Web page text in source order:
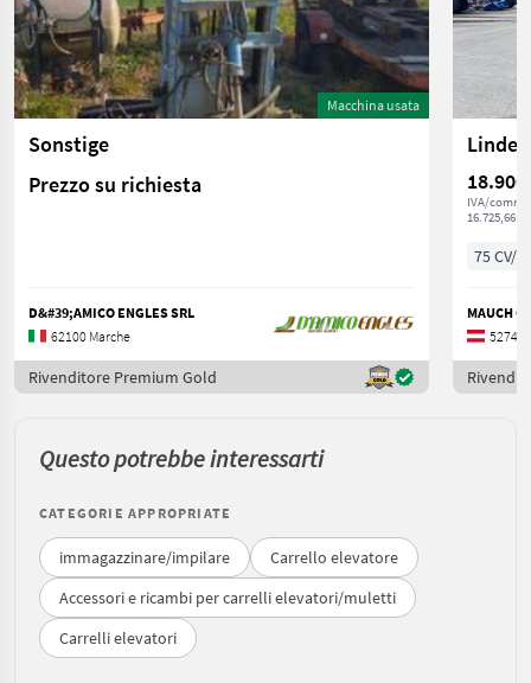
Macchina usata
Sonstige
Prezzo su richiesta
D&#39;AMICO ENGLES SRL
62100 Marche
Rivenditore Premium Gold
Linde
18.900
IVA/
16.725,66 €
75 CV/
MAUCH
5274
Questo potrebbe interessarti
CATEGORIE APPROPRIATE
immagazzinare/impilare
Carrello elevatore
Accessori e ricambi per carrelli elevatori/muletti
Carrelli elevatori